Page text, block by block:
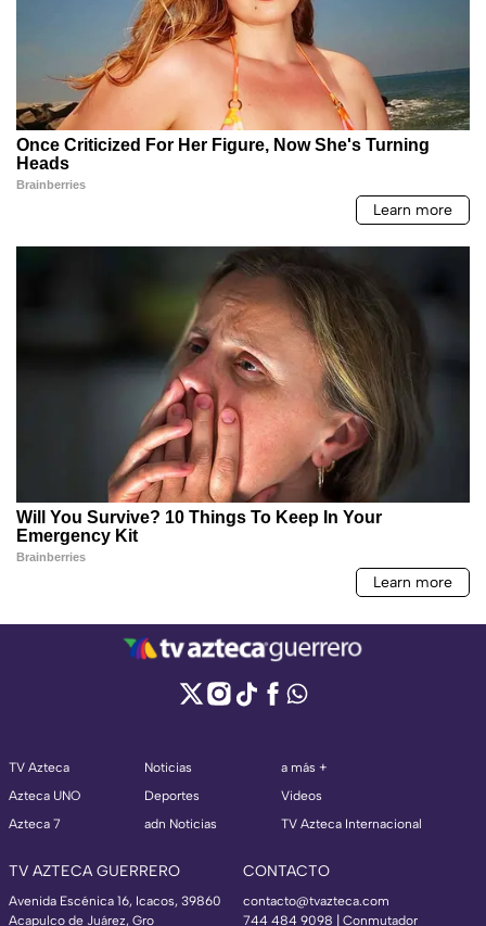
TV Azteca
Azteca UNO
Azteca 7
Noticias
Deportes
adn Noticias
a más +
Videos
TV Azteca Internacional
TV AZTECA GUERRERO
Avenida Escénica 16, Icacos, 39860
Acapulco de Juárez, Gro
CONTACTO
contacto@tvazteca.com
744 484 9098 | Conmutador